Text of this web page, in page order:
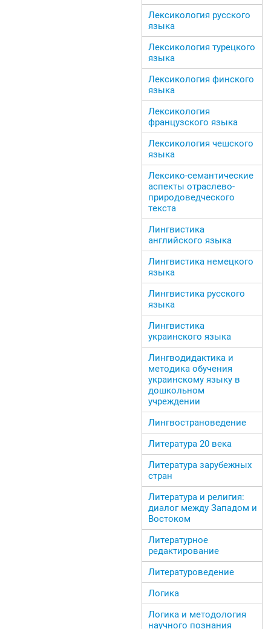
Лексикология русского
языка
Лексикология турецкого
языка
Лексикология финского
языка
Лексикология
французского языка
Лексикология чешского
языка
Лексико-семантические
аспекты отраслево-
природоведческого
текста
Лингвистика
английского языка
Лингвистика немецкого
языка
Лингвистика русского
языка
Лингвистика
украинского языка
Лингводидактика и
методика обучения
украинскому языку в
дошкольном
учреждении
Лингвострановедение
Литература 20 века
Литература зарубежных
стран
Литература и религия:
диалог между Западом и
Востоком
Литературное
редактирование
Литературоведение
Логика
Логика и методология
научного познания